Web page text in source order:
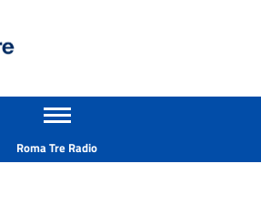
Apri il menu secondario
Roma Tre Radio